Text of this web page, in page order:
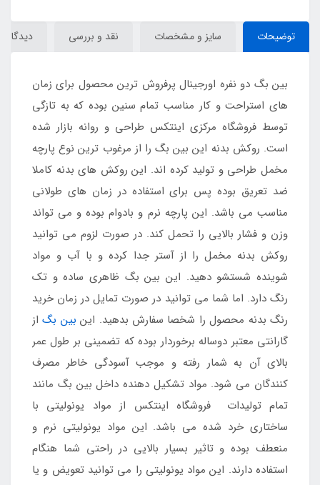
توضیحات سایز و مشخصات نقد و بررسی
بین بگ دو نفره اورجینال پرفروش ترین محصول برای زمان
های استراحت و کار مناسب تمام سنین بوده که به تازگی
توسط فروشگاه مرکزی اینتکس طراحی و روانه بازار شده
است. روکش بدنه این بین بگ را از مرغوب ترین نوع پارچه
مخمل طراحی و تولید کرده اند. این روکش های بدنه کاملا
ضد تعریق بوده پس برای استفاده در زمان های طولانی
مناسب می باشد. این پارچه نرم و بادوام بوده و می تواند
وزن و فشار بالایی را تحمل کند. در صورت لزوم می توانید
روکش بدنه مخمل را از آستر جدا کرده و با آب و مواد
شوینده شستشو دهید. این بین بگ ظاهری ساده و تک
رنگ دارد. اما شما می توانید در صورت تمایل در زمان خرید
رنگ بدنه محصول را شخصا سفارش بدهید. این بین بگاز
گارانتی معتبر دوساله برخوردار بوده که تضمینی بر طول عمر
بالای آن به شمار رفته و موجب آسودگی خاطر مصرف
کنندگان می شود. مواد تشکیل دهنده داخل بین بگ مانند
تمام تولیدات فروشگاه اینتکس از مواد یونولیتی با
ساختاری خرد شده می باشد. این مواد یونولیتی نرم و
منعطف بوده و تاثیر بسیار بالایی در راحتی شما هنگام
استفاده دارند. این مواد یونولیتی را می توانید تعویض و یا